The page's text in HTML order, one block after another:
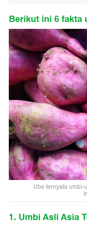
Berikut ini 6 fakta
Ube ternyata umbi-
1. Umbi Asli Asia